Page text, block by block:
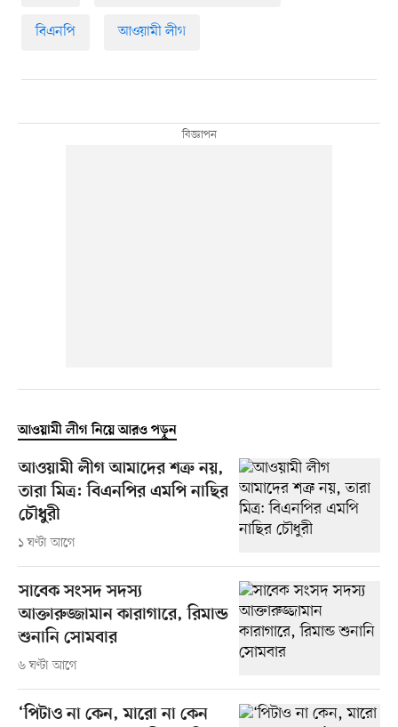
বিএনপি আওয়ামী লীগ
আওয়ামী লীগ নিয়ে আরও পড়ুন
আওয়ামী লীগ আমাদের শত্রু নয়,
তারা মিত্র: বিএনপির এমপি নাছির
চৌধুরী
১ ঘণ্টা আগে
সাবেক সংসদ সদস্য
আক্তারুজ্জামান কারাগারে, রিমান্ড
শুনানি সোমবার
৬ ঘণ্টা আগে
‘পিটাও না কেন, মারো না কেন